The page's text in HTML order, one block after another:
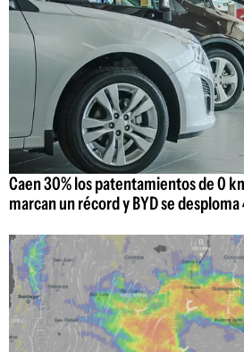
Caen 30% los patentamientos de 0
marcan un récord y BYD se desploma